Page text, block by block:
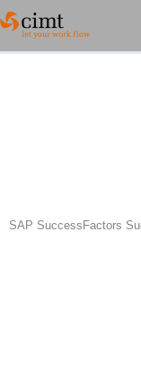
Zum
Inhalt
SAP SuccessFactors